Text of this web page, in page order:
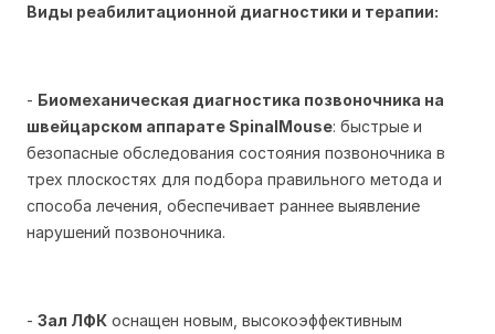
Виды реабилитационной диагностики и терапии:
- Биомеханическая диагностика позвоночника на
швейцарском аппарате SpinalMouse: быстрые и
безопасные обследования состояния позвоночника в
трех плоскостях для подбора правильного метода и
способа лечения, обеспечивает раннее выявление
нарушений позвоночника.
- Зал ЛФК оснащен новым, высокоэффективным